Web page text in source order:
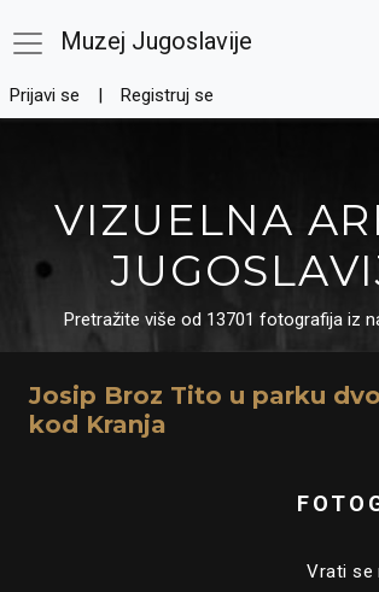
Muzej Jugoslavije
Prijavi se Registruj se
VIZUELNA
Pretražite više od 13701 fotografija iz
Josip Broz Tito u parku
kod Kranja
Vrati se